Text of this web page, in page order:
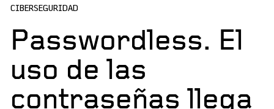
CIBERSEGURIDAD
Passwordless. El
uso de las
contraseñas llega